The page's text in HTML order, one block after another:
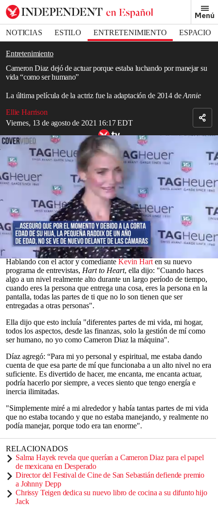
Menú
NOTICIAS ESTILO ENTRETENIMIENTO
ESPACIO
DEPORTES
Entretenimiento
Cameron Diaz dejó de actuar porque estaba luchando por manejar su
vida “como ser humano”
La última película de la actriz fue la adaptación de 2014 deAnnie
Ellie Harrison
Viernes, 13 de agosto de 2021 16:17 EDT
Bookmark popover
Removed from bookmarks
Close popover
seconds
seconds
Cameron Diaz, abierta a un posible regreso al cine
Read in English
Cameron Diaz
ha explicado su decisión de alejarse de la actuación,
diciendo que su carrera cinematográfica le impedía manejar otras
partes de su vida.
La actriz, de 48 años, es conocida por películas como There’s
Something About Mary,Charlie’s AngelsyThe Holiday. Su última
película fue la adaptación deAnniede 2014, en la que interpretó a
Hannigan.
Hablando con el actor y comediante Kevin Hart en su nuevo
programa de entrevistas, Hart to Heart, ella dijo: "Cuando haces
algo a un nivel realmente alto durante un largo período de tiempo,
cuando eres la persona que entrega una cosa, eres la persona en la
pantalla, todas las partes de ti que no lo son tienen que ser
entregadas a otras personas".
Ella dijo que esto incluía "diferentes partes de mi vida, mi hogar,
todos los aspectos, desde las finanzas, solo la gestión de mí como
ser humano, no yo como Cameron Diaz la máquina".
Díaz agregó: “Para mi yo personal y espiritual, me estaba dando
cuenta de que esa parte de mí que funcionaba a un alto nivel no era
suficiente. Es divertido de hacer, me encanta, me encanta actuar,
podría hacerlo por siempre, a veces siento que tengo energía e
inercia ilimitadas.
"Simplemente miré a mi alrededor y había tantas partes de mi vida
que no estaba tocando y que no estaba manejando, y realmente no
podía manejar, porque todo era tan enorme".
RELACIONADOS
Salma Hayek revela que querían a Cameron Diaz para el papel
de mexicana en Desperado
Director del Festival de Cine de San Sebastián defiende premio
a Johnny Depp
Chrissy Teigen dedica su nuevo libro de cocina a su difunto hijo
Jack